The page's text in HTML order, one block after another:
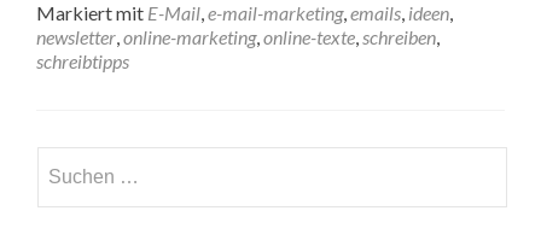
Markiert mit E-Mail,e-mail-marketing,emails, ideen,
newsletter,online-marketing,online-texte,schreiben,
schreibtipps